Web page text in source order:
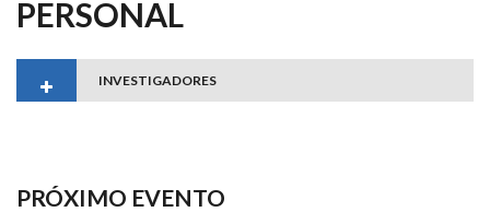
PERSONAL
INVESTIGADORES
PRÓXIMO EVENTO